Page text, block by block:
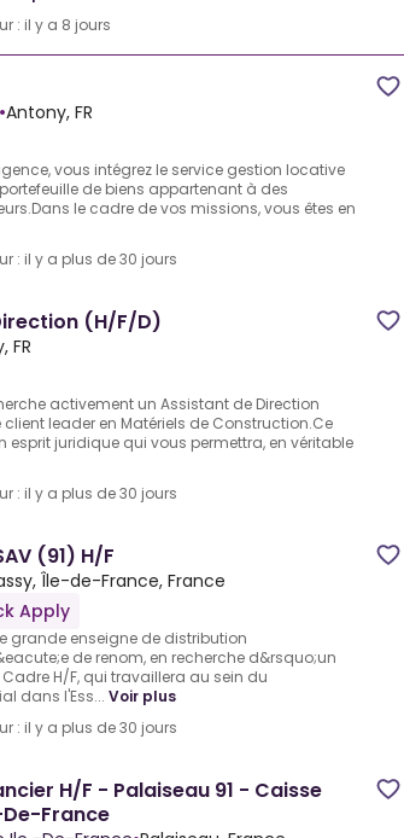
: il y a 8 jours
•Antony, FR
vous intégrez le service gestion locative
de biens appartenant à des
le cadre de vos missions, vous êtes en
: il y a plus de 30 jours
(H/F/D)
FR
activement un Assistant de Direction
client leader en Matériels de Construction.Ce
esprit juridique qui vous permettra, en véritable
: il y a plus de 30 jours
(91) H/F
Île-de-France, France
Apply
grande enseigne de distribution
de renom, en recherche d&rsquo;un
Cadre H/F, qui travaillera au sein du
dans l'Ess... Voir plus
: il y a plus de 30 jours
H/F - Palaiseau 91 - Caisse
France